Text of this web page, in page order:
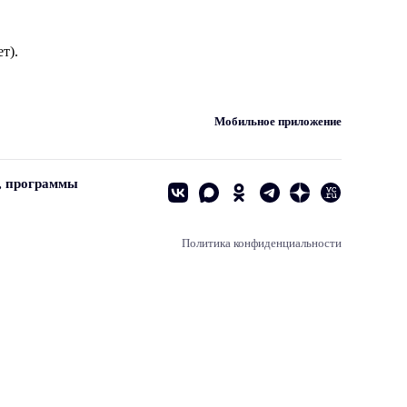
Мобильное приложение
программы
Политика конфиденциальности